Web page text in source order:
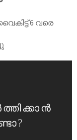
6 വരെ